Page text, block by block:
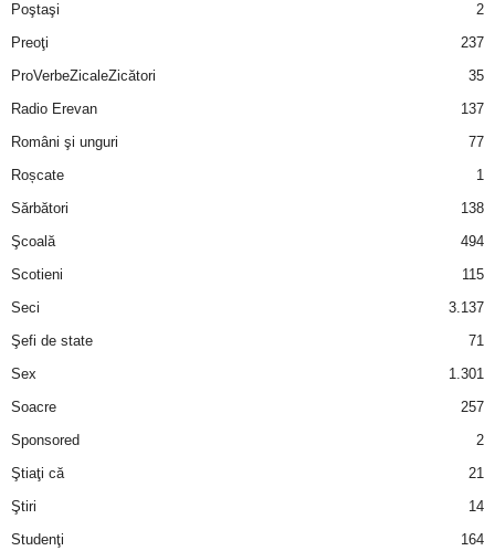
Poştaşi
2
Preoţi
237
ProVerbeZicaleZicători
35
Radio Erevan
137
Români şi unguri
77
Roșcate
1
Sărbători
138
Şcoală
494
Scotieni
115
Seci
3.137
Şefi de state
71
Sex
1.301
Soacre
257
Sponsored
2
Ştiaţi că
21
Ştiri
14
Studenţi
164